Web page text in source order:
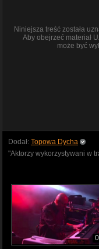
Niniejsza treść została
Aby obejrzeć materiał
może być
Dodał: Topowa Dycha
"Aktorzy wykorzystywani w